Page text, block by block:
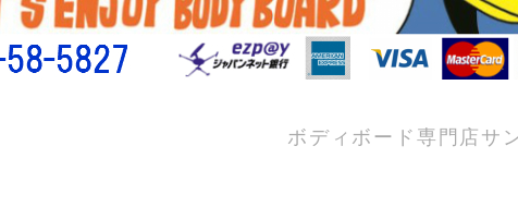
ボディボード専門店サ